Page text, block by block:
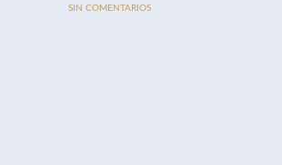
SIN COMENTARIOS